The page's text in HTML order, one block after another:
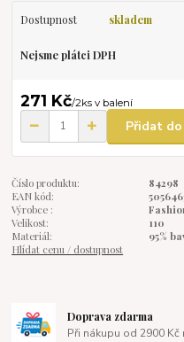
Dostupnost skladem
Nejsme plátci DPH
271 Kč/2ks v balení
Přidat
Číslo produktu:
84298
EAN kód:
Výrobce :
Velikost:
110
Materiál:
95%
Hlídat cenu / dostupnost
Doprava zdarma
Při nákupu od 2900